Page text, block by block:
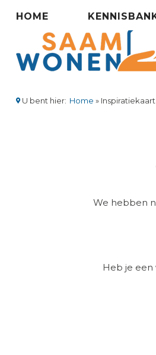
gaan
menu
HOME
U bent hier: Home Inspiratiekaart
We hebben
Heb je een